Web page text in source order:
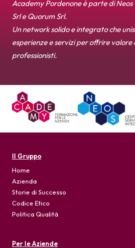
News
Per le
Academy Pordenone è parte di Neos
Srl e Quorum Srl.
Un network solido e integrato che
esperienze e servizi per offrire valore
professionisti.
Il Gruppo
Home
Azienda
Storie di Successo
Codice Etico
Politica Qualità
Per le Aziende